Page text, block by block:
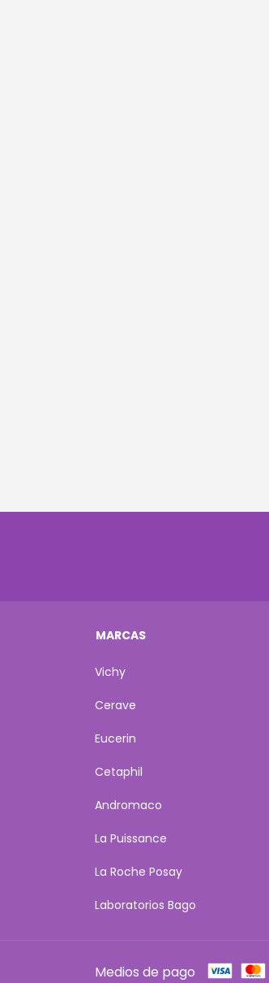
MARCAS
Vichy
Cerave
Eucerin
Cetaphil
Andromaco
La Puissance
La Roche Posay
Laboratorios Bago
Medios de pago